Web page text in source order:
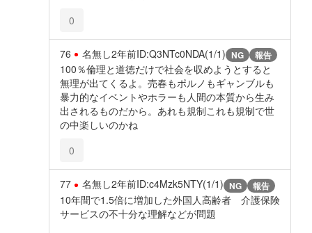
0
76 名無し2年前ID:Q3NTc0NDA(1/1) NG 報告
100％倫理と道徳だけで社会を収めようとすると
無理が出てくるよ。売春もポルノもギャンブルも
暴力的なイベントやホラーも人間の本質から生み
出されるものだから。あれも規制これも規制で世
の中楽しいのかね
0
77 名無し2年前ID:c4Mzk5NTY(1/1) NG 報告
10年間で1.5倍に増加した外国人高齢者 介護保険
サービスの不十分な理解などが問題